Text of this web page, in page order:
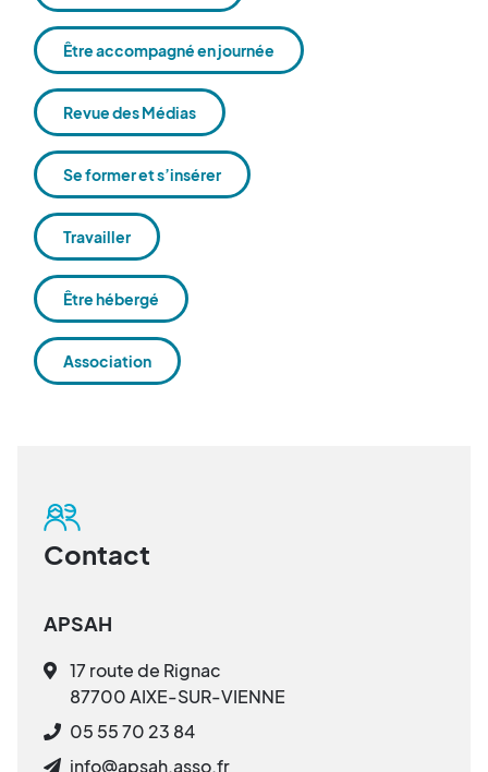
Être accompagné en journée
Revue des Médias
Se former et s’insérer
Travailler
Être hébergé
Association
Contact
APSAH
17 route de Rignac
87700 AIXE-SUR-VIENNE
05 55 70 23 84
info@apsah.asso.fr